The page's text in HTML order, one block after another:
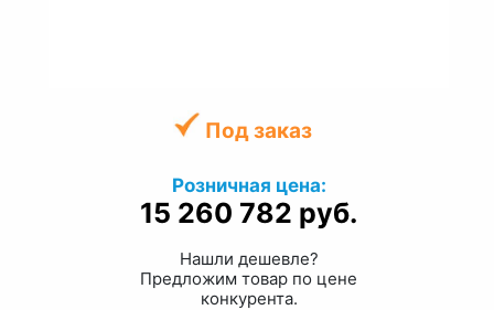
Под заказ
Розничная цена:
15 260 782 руб.
Нашли дешевле?
Предложим товар по цене
конкурента.